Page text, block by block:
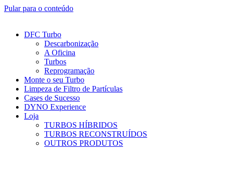
Pular para o conteúdo
DFC Turbo
Descarbonização
A Oficina
Turbos
Reprogramação
Monte o seu Turbo
Limpeza de Filtro de Partículas
Cases de Sucesso
DYNO Experience
Loja
TURBOS HÍBRIDOS
TURBOS RECONSTRUÍDOS
OUTROS PRODUTOS